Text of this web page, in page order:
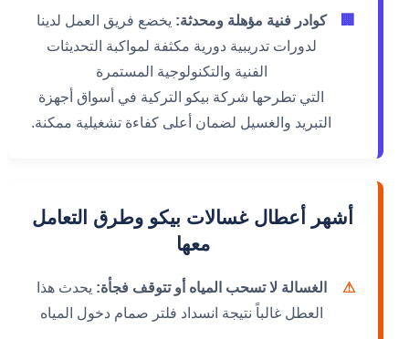
كوادر فنية مؤهلة ومحدثة: يخضع فريق العمل لدينا
لدورات تدريبية دورية مكثفة لمواكبة التحديثات
الفنية والتكنولوجية المستمرة
التي تطرحها شركة بيكو التركية في أسواق أجهزة
التبريد والغسيل لضمان أعلى كفاءة تشغيلية ممكنة.
أشهر أعطال غسالات بيكو وطرق التعامل
معها
⚠ الغسالة لا تسحب المياه أو تتوقف فجأة: يحدث هذا
العطل غالباً نتيجة انسداد فلتر صمام دخول المياه